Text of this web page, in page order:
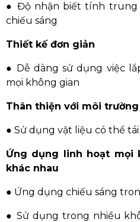
● Độ nhận biết tính trung
chiếu sáng
Thiết kế đơn giản
● Dễ dàng sử dụng việc
mọi không gian
Thân thiện với môi trường
● Sử dụng vật liệu có thể
Ứng dụng linh hoạt mọi
khác nhau
● Ứng dụng chiếu sáng
● Sử dụng trong nhiều